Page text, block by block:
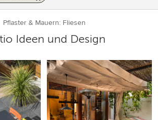
Pflaster & Mauern: Fliesen
Ideen und Design